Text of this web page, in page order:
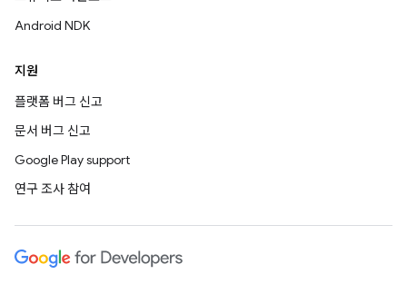
Android NDK
지원
플랫폼 버그 신고
문서 버그 신고
Google Play support
연구 조사 참여